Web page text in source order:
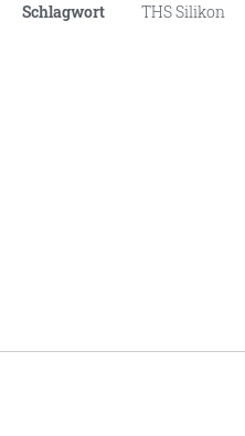
Schlagwort
THS Silikon